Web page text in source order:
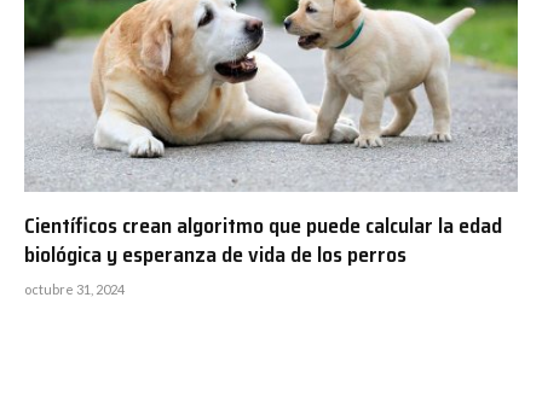
Científicos crean algoritmo que puede calcular la edad
biológica y esperanza de vida de los perros
octubre 31, 2024